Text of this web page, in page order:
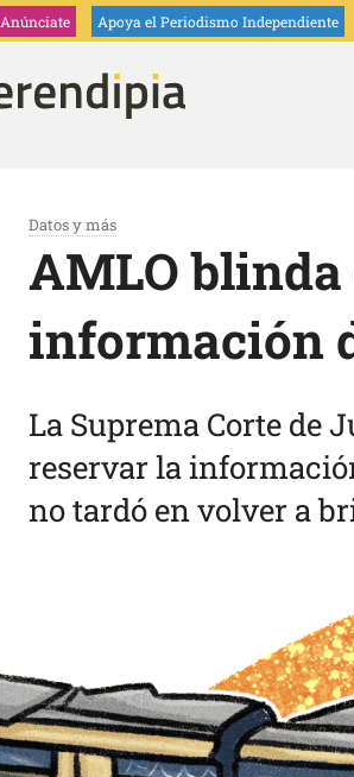
Anúnciate Apoya el Periodismo Independiente
Datos y más
AMLO blinda
información
La Suprema Corte de
reservar la
no tardó en volver a